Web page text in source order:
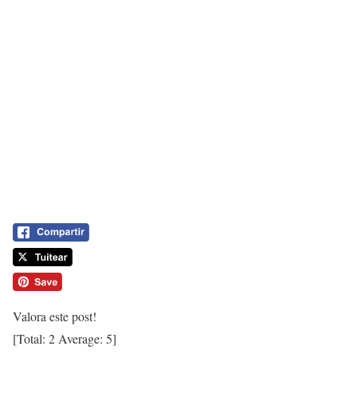
Valora este post!
[Total: 2Average: 5]